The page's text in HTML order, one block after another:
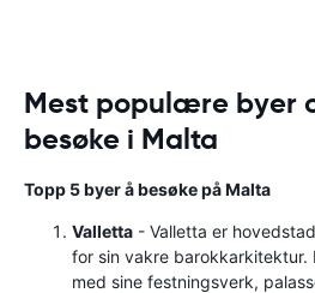
Mest populære byer
besøke i Malta
Topp 5 byer å besøke på Malta
Valletta - Valletta er
for sin vakre barokkarkitektur.
med sine festningsverk,